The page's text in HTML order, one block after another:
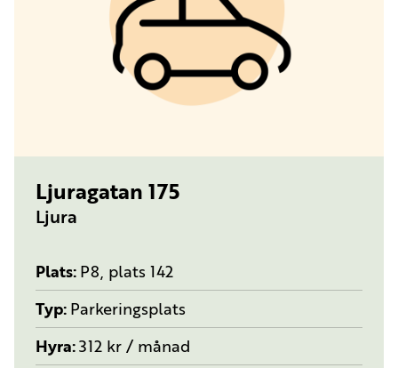
Ljuragatan 175
Ljura
Plats P8, plats 142
Typ Parkeringsplats
Hyra 312 kr / månad